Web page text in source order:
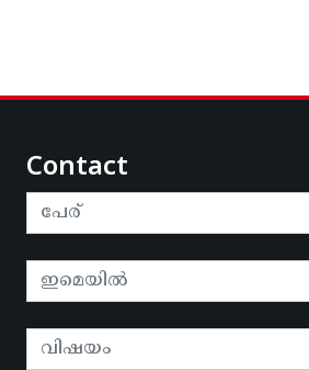
Contact